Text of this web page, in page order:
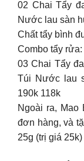
02 Chai Tẩy
Nước lau sàn
Chất tẩy bình
Combo tẩy rửa:
03 Chai Tẩy
Túi Nước lau
190k 118k
Ngoài ra, Mao
đơn hàng, và
25g (trị giá